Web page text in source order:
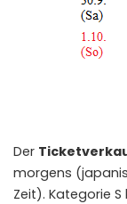
Der
morgens
Zeit). Kategorie